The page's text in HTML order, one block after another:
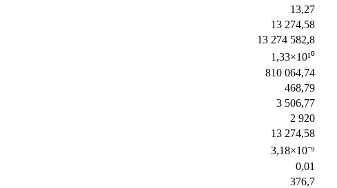
13,27
13 274,58
13 274 582,8
1,33×10¹⁰
810 064,74
468,79
3 506,77
2 920
13 274,58
3,18×10⁻⁹
0,01
376,7